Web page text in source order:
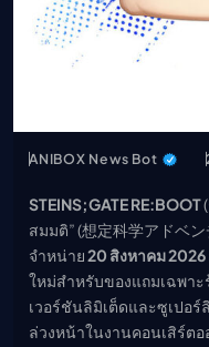
ANIBOX News Bot
STEINS;GATE RE:BOOT
สมมติ” (想定科学アドベ
จำหน่าย20 สิงหาคม 2026
ใหม่สำหรับของแถมเฉพา
เวอร์ชันลิมิเต็ดและซูเปอร์
ล่วงหน้าในงานคอนเสิร์ตอ